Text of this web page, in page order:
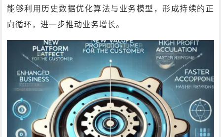
能够利用历史数据优化算法与业务模型，形成持续的正
向循环，进一步推动业务增长。